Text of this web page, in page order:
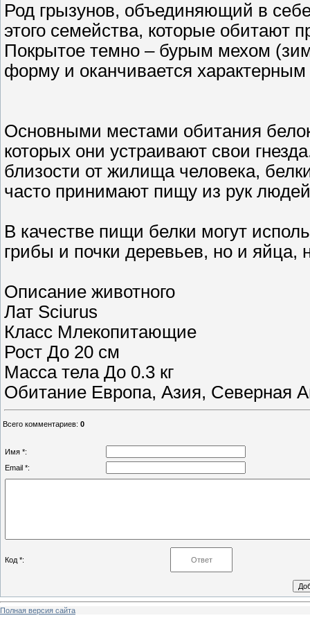
Род грызунов, объединяющий в
этого семейства, которые обитают
Покрытое темно – бурым мехом
форму и оканчивается
Основными местами обитания
которых они устраивают свои
близости от жилища человека,
часто принимают пищу из рук
В качестве пищи белки могут
грибы и почки деревьев, но и
Описание животного
Лат Sciurus
Класс Млекопитающие
Рост До 20 см
Масса тела До 0.3 кг
Обитание Европа, Азия, Северная
Всего комментариев: 0
Имя *:
Email *:
Код *:
Полная версия сайта